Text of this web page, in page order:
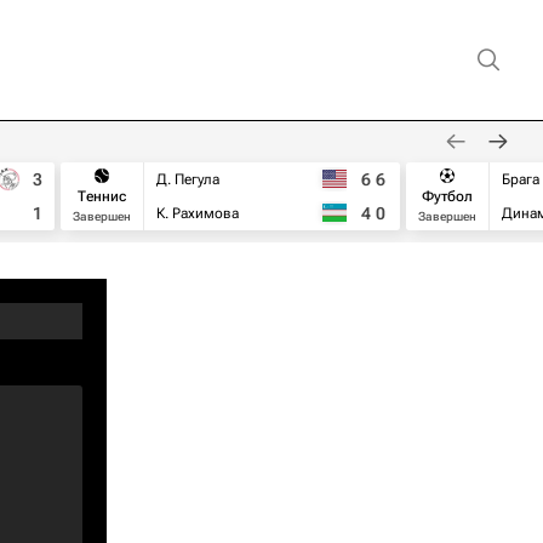
3
1
Теннис
Завершен
Д. Пегула
К. Рахимова
6 6
4 0
Футбол
Завершен
Брага